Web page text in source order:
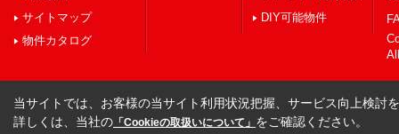
サイトマップ
物件カタログ
DIY可能物件
当サイトでは、お客様の当サイト利用状況把握、サービス向上検討
詳しくは、当社の 「Cookieの取扱いについて」 をご確認ください。